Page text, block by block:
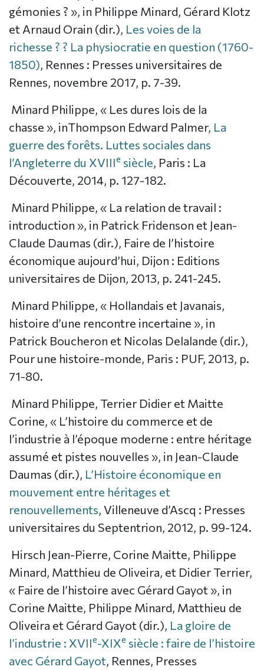
gémonies ? », in Philippe Minard, Gérard Klotz
et Arnaud Orain (dir.), Les voies de la
richesse ? ? La physiocratie en question (1760-
1850), Rennes : Presses universitaires de
Rennes, novembre 2017, p. 7-39.
Minard Philippe, « Les dures lois de la
chasse », inThompson Edward Palmer, La
guerre des forêts. Luttes sociales dans
l’Angleterre du XVIIIe siècle, Paris : La
Découverte, 2014, p. 127-182.
Minard Philippe, « La relation de travail :
introduction », in Patrick Fridenson et Jean-
Claude Daumas (dir.), Faire de l’histoire
économique aujourd’hui, Dijon : Editions
universitaires de Dijon, 2013, p. 241-245.
Minard Philippe, « Hollandais et Javanais,
histoire d’une rencontre incertaine », in
Patrick Boucheron et Nicolas Delalande (dir.),
Pour une histoire-monde, Paris : PUF, 2013, p.
71-80.
Minard Philippe, Terrier Didier et Maitte
Corine, « L’histoire du commerce et de
l’industrie à l’époque moderne : entre héritage
assumé et pistes nouvelles », in Jean-Claude
Daumas (dir.), L’Histoire économique en
mouvement entre héritages et
renouvellements, Villeneuve d’Ascq : Presses
universitaires du Septentrion, 2012, p. 99-124.
Hirsch Jean-Pierre, Corine Maitte, Philippe
Minard, Matthieu de Oliveira, et Didier Terrier,
« Faire de l’histoire avec Gérard Gayot », in
Corine Maitte, Philippe Minard, Matthieu de
Oliveira et Gérard Gayot (dir.), La gloire de
l’industrie : XVIIe-XIXe siècle : faire de l’histoire
avec Gérard Gayot, Rennes, Presses